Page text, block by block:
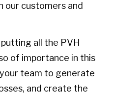
our customers and
all the PVH
of importance in this
your team to generate
and create the